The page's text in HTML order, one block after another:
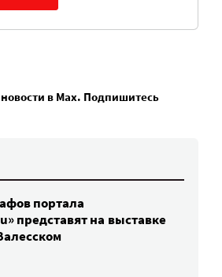
в Max. Подпишитесь
портала
представят на выставке